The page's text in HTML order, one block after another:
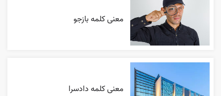
معنی کلمه بازجو
معنی کلمه دادسرا